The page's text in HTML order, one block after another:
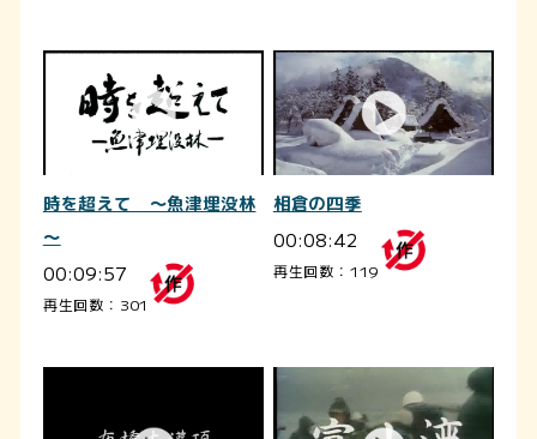
時を超えて ～魚津埋没林
～
00:09:57
再生回数：301
相倉の四季
00:08:42
再生回数：119